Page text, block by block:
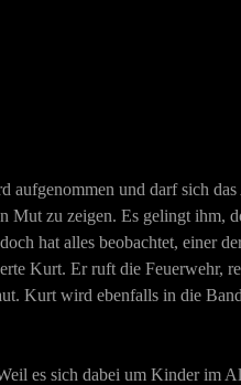
und darf sich
zu zeigen. Es gelingt ihm,
hat alles beobachtet, einer
Kurt. Er ruft die Feuerwehr,
Kurt wird ebenfalls in die
es sich dabei um Kinder im